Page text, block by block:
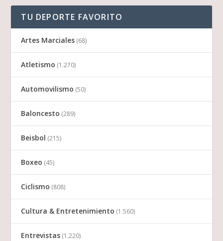
TU DEPORTE FAVORITO
Artes Marciales (68)
Atletismo (1.270)
Automovilismo (50)
Baloncesto (289)
Beisbol (215)
Boxeo (45)
Ciclismo (808)
Cultura & Entretenimiento (1.560)
Entrevistas (1.220)